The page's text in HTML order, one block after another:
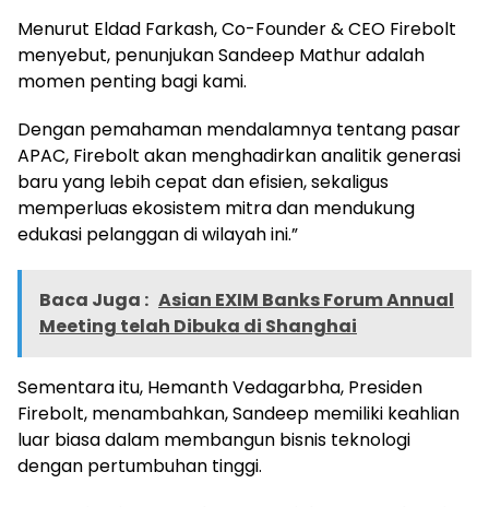
Menurut Eldad Farkash, Co-Founder & CEO Firebolt
menyebut, penunjukan Sandeep Mathur adalah
momen penting bagi kami.
Dengan pemahaman mendalamnya tentang pasar
APAC, Firebolt akan menghadirkan analitik generasi
baru yang lebih cepat dan efisien, sekaligus
memperluas ekosistem mitra dan mendukung
edukasi pelanggan di wilayah ini.”
Baca Juga : Asian EXIM Banks Forum Annual
Meeting telah Dibuka di Shanghai
Sementara itu, Hemanth Vedagarbha, Presiden
Firebolt, menambahkan, Sandeep memiliki keahlian
luar biasa dalam membangun bisnis teknologi
dengan pertumbuhan tinggi.